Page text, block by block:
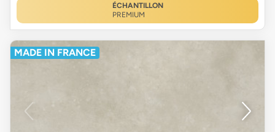
ÉCHANTILLON
PREMIUM
MADE IN FRANCE